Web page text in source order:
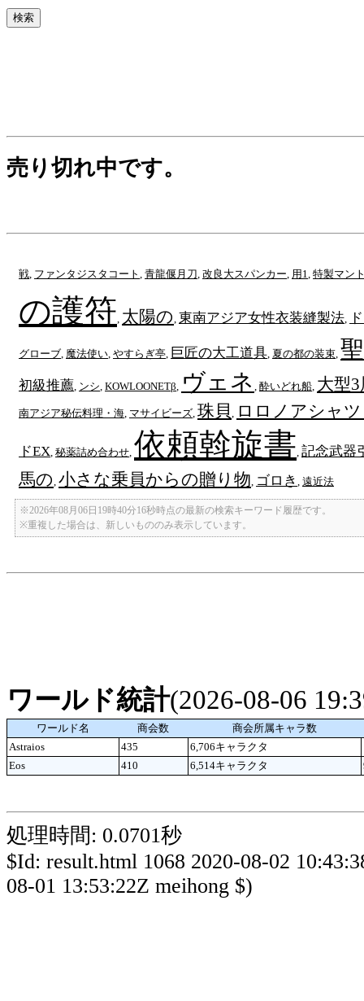
売り切れ中です。
戦 ファンタジスタコート 青龍偃月刀 改良大スパンカー 用1 特製マン
の護符 太陽の 東南アジア女性衣装縫製法
グローブ 魔法使い やすらぎ亭 巨匠の大工道具 夏の都の装束
初級推薦 ンシ KOWLOONETβ ヴェネ 酔いどれ船 大型
南アジア秘伝料理・海 マサイビーズ 珠貝 ロロノアシャ
ドEX 秘薬詰め合わせ 依頼斡旋書 記念武器
馬の 小さな乗員からの贈り物 ゴロき 遠近法
※2026年08月06日19時40分16秒時点の最新の検索キーワード履歴です。
※重複した場合は、新しいもののみ表示しています。
ワールド統計(2026-08-06
ワールド名 商会数
商会所属キャラ数
Astraios
435 6,706キャラクタ
Eos
410 6,514キャラクタ
処理時間: 0.0701秒
$Id: result.html 1068 2020-08-02
08-01 13:53:22Z meihong $)